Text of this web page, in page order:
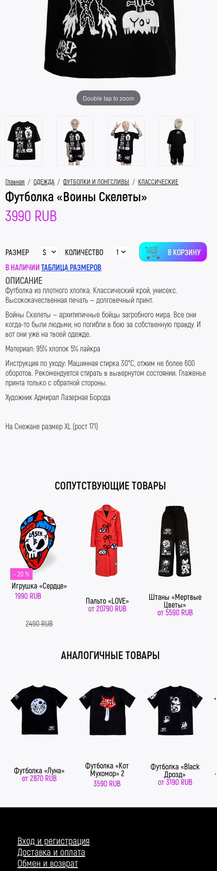
Double tap to zoom
Главная / ОДЕЖДА / ФУТБОЛКИ И ЛОНГСЛИВЫ / КЛАССИЧЕСКИЕ
Футболка «Воины Скелеты»
3990 RUB
РАЗМЕР КОЛИЧЕСТВО
В КОРЗИНУ
В НАЛИЧИИ ТАБЛИЦА РАЗМЕРОВ
ОПИСАНИЕ
Футболка из плотного хлопка . Классический крой, унисекс.
Высококачественная печать — долговечный принт.
Войны Скелеты — архитипичные бойцы загробного мира. Все они
когда-то были людьми, но погибли в бою за собственную правду. И
вот они уже на твоей одежде.
Материал: 95% хлопок 5% лайкра
Инструкция по уходу: Машинная стирка 30°С, отжим не более 600
оборотов. Рекомендуется стирать в вывернутом состоянии. Глаженье
принта только с обратной стороны.
Художник Адмирал Лазерная Борода
На Снежане размер XL (рост 171)
СОПУТСТВУЮЩИЕ ТОВАРЫ
- 20 %
Игрушка «Сердце»
1990 RUB
2490 RUB
Пальто «LOVE»
от20790 RUB
Штаны «Мертвые
Цветы»
от5590 RUB
АНАЛОГИЧНЫЕ ТОВАРЫ
Футболка «Луна»
от 2870 RUB
Футболка «Кот
Мухомор» 2
3590 RUB
Футболка «Black
Дрозд»
от3190 RUB
Вход и регистрация
Доставка и оплата
Обмен и возврат